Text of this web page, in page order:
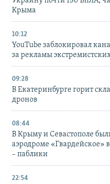
Крыма
10:12
YouTube заблокировал
за рекламы
09:28
В Екатеринбурге горит
дронов
08:44
В Крыму и Севастополе
аэродроме «Гвардейское»
– паблики
22:54